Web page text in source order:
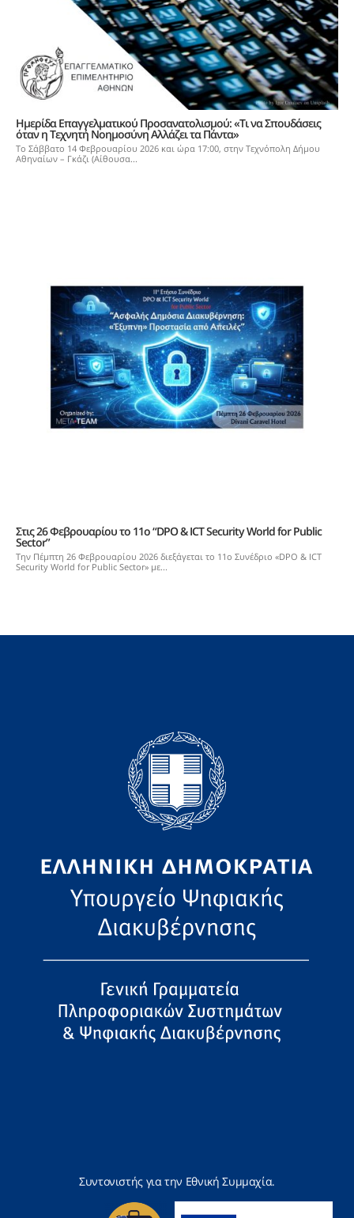
Ημερίδα Επαγγελματικού Προσανατολισμού: «Τι να Σπουδάσεις
όταν η Τεχνητή Νοημοσύνη Αλλάζει τα Πάντα»
Το Σάββατο 14 Φεβρουαρίου 2026 και ώρα 17:00, στην Τεχνόπολη Δήμου
Αθηναίων – Γκάζι (Αίθουσα...
Στις 26 Φεβρουαρίου το 11ο “DPO & ICT Security World for Public
Sector”
Την Πέμπτη 26 Φεβρουαρίου 2026 διεξάγεται το 11o Συνέδριο «DPO & ICT
Security World for Public Sector» με...
Συντονιστής για την Εθνική Συμμαχία.